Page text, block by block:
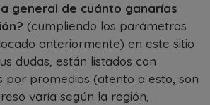
general de cuánto ganarías
(cumpliendo los parámetros
anteriormente) en este sitio
dudas, están listados con
por promedios (atento a esto, son
varía según la región,